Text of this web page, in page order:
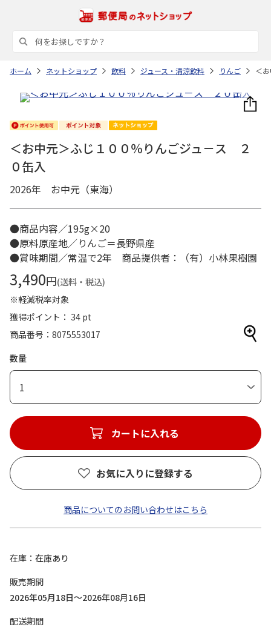
ホーム ネットショップ 飲料 ジュース・清涼飲料 りんご ＜
＜お中元＞ふじ１００％りんごジュ－ス ２
０缶入
2026年 お中元（東海）
●商品内容／195g×20
●原料原産地／りんご＝長野県産
●賞味期間／常温で2年 商品提供者：（有）小林果樹園
3,490円(送料・税込)
※軽減税率対象
獲得ポイント： 34 pt
商品番号
8075553017
数量
1
カートに入れる
お気に入りに登録する
商品についてのお問い合わせはこちら
在庫
在庫あり
販売期間
2026年05月18日～2026年08月16日
配送期間